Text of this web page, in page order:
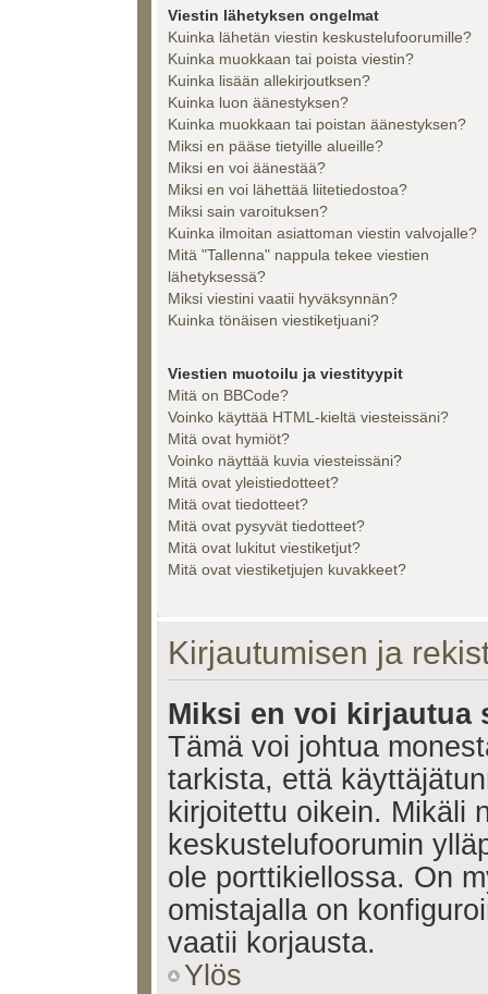
Viestin lähetyksen ongelmat
Kuinka lähetän viestin keskustelufoorumille?
Kuinka muokkaan tai poista viestin?
Kuinka lisään allekirjoutksen?
Kuinka luon äänestyksen?
Kuinka muokkaan tai poistan äänestyksen?
Miksi en pääse tietyille alueille?
Miksi en voi äänestää?
Miksi en voi lähettää liitetiedostoa?
Miksi sain varoituksen?
Kuinka ilmoitan asiattoman viestin valvojalle?
Mitä "Tallenna" nappula tekee viestien
lähetyksessä?
Miksi viestini vaatii hyväksynnän?
Kuinka tönäisen viestiketjuani?
Viestien muotoilu ja viestityypit
Mitä on BBCode?
Voinko käyttää HTML-kieltä viesteissäni?
Mitä ovat hymiöt?
Voinko näyttää kuvia viesteissäni?
Mitä ovat yleistiedotteet?
Mitä ovat tiedotteet?
Mitä ovat pysyvät tiedotteet?
Mitä ovat lukitut viestiketjut?
Mitä ovat viestiketjujen kuvakkeet?
Kirjautumisen ja
Miksi en voi kirjautua
Tämä voi johtua
tarkista, että
kirjoitettu oikein. Mikäli
keskustelufoorumin
ole porttikiellossa. On
omistajalla on
vaatii korjausta.
Ylös